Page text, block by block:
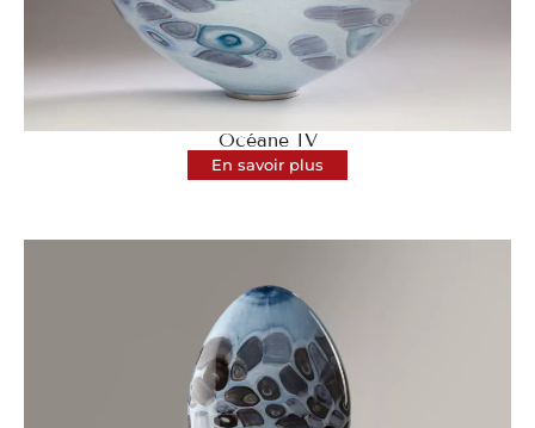
Océane IV
En savoir plus